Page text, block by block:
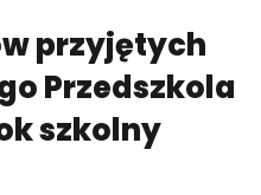
przyjętych
Przedszkola
szkolny